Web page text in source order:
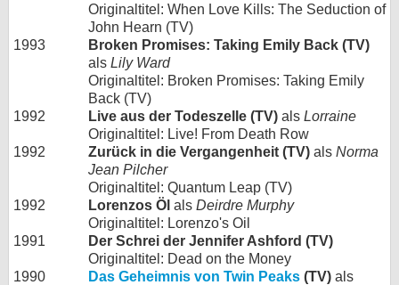
Originaltitel: When Love Kills: The Seduction of
John Hearn (TV)
1993
Broken Promises: Taking Emily Back (TV)
als Lily Ward
Originaltitel: Broken Promises: Taking Emily
Back (TV)
1992
Live aus der Todeszelle (TV) als Lorraine
Originaltitel: Live! From Death Row
1992
Zurück in die Vergangenheit (TV) als Norma
Jean Pilcher
Originaltitel: Quantum Leap (TV)
1992
Lorenzos Öl als Deirdre Murphy
Originaltitel: Lorenzo's Oil
1991
Der Schrei der Jennifer Ashford (TV)
Originaltitel: Dead on the Money
1990
Das Geheimnis von Twin Peaks (TV) als